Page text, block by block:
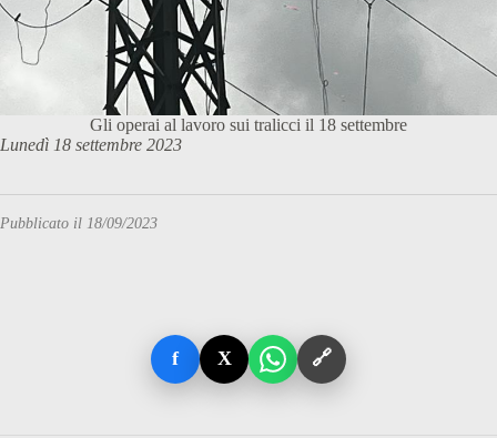
Gli operai al lavoro sui tralicci il 18 settembre
Lunedì 18 settembre 2023
Pubblicato il 18/09/2023
f X 🔗